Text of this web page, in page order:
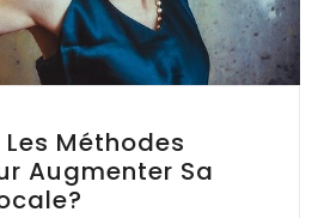
Méthodes
Augmenter Sa